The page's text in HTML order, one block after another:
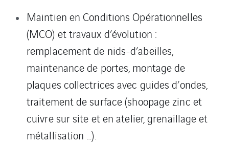
Maintien en Conditions Opérationnelles
(MCO) et travaux d’évolution :
remplacement de nids-d’abeilles,
maintenance de portes, montage de
plaques collectrices avec guides d’ondes,
traitement de surface (shoopage zinc et
cuivre sur site et en atelier, grenaillage et
métallisation …).